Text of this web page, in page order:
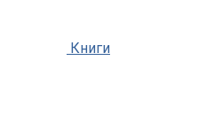
Книги